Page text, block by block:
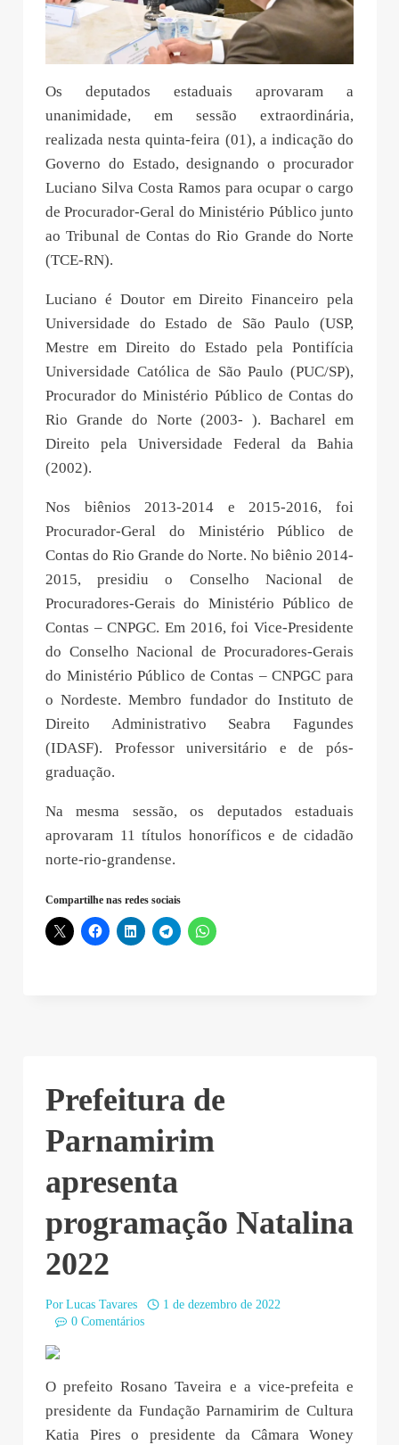
Os deputados estaduais aprovaram a
unanimidade, em sessão extraordinária,
realizada nesta quinta-feira (01), a indicação do
Governo do Estado, designando o procurador
Luciano Silva Costa Ramos para ocupar o cargo
de Procurador-Geral do Ministério Público junto
ao Tribunal de Contas do Rio Grande do Norte
(TCE-RN).
Luciano é Doutor em Direito Financeiro pela
Universidade do Estado de São Paulo (USP,
Mestre em Direito do Estado pela Pontifícia
Universidade Católica de São Paulo (PUC/SP),
Procurador do Ministério Público de Contas do
Rio Grande do Norte (2003- ). Bacharel em
Direito pela Universidade Federal da Bahia
(2002).
Nos biênios 2013-2014 e 2015-2016, foi
Procurador-Geral do Ministério Público de
Contas do Rio Grande do Norte. No biênio 2014-
2015, presidiu o Conselho Nacional de
Procuradores-Gerais do Ministério Público de
Contas – CNPGC. Em 2016, foi Vice-Presidente
do Conselho Nacional de Procuradores-Gerais
do Ministério Público de Contas – CNPGC para
o Nordeste. Membro fundador do Instituto de
Direito Administrativo Seabra Fagundes
(IDASF). Professor universitário e de pós-
graduação.
Na mesma sessão, os deputados estaduais
aprovaram 11 títulos honoríficos e de cidadão
norte-rio-grandense.
Compartilhe nas redes sociais
Prefeitura de
Parnamirim
apresenta
programação Natalina
2022
Por Lucas Tavares
1 de dezembro de 2022
0 Comentários
O prefeito Rosano Taveira e a vice-prefeita e
presidente da Fundação Parnamirim de Cultura
Katia Pires o presidente da Câmara Woney